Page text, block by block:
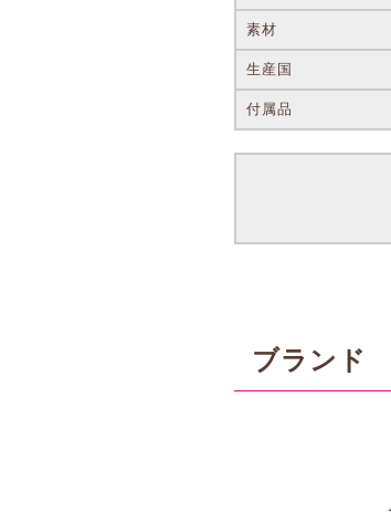
素材
生産国
付属品
ブランド